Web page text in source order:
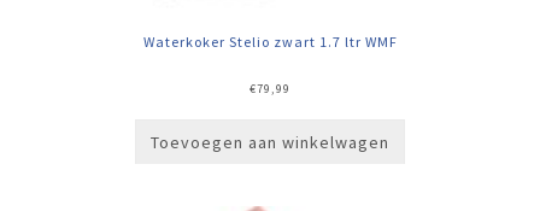
Waterkoker Stelio zwart 1.7 ltr WMF
€79,99
Toevoegen aan winkelwagen